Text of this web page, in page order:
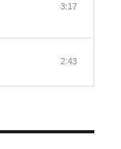
3:17
2:43